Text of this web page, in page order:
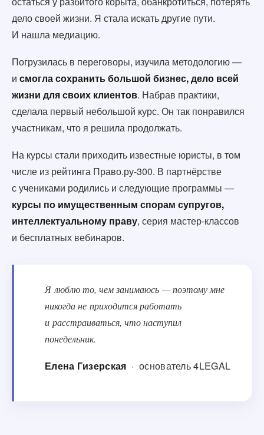
дело своей жизни. Я стала искать другие пути.
И нашла медиацию.
Погрузилась в переговоры, изучила методологию —
и смогла сохранить большой бизнес, дело всей
жизни для своих клиентов. Набрав практики,
сделала первый небольшой курс. Он так понравился
участникам, что я решила продолжать.
На курсы стали приходить известные юристы, в том
числе из рейтинга Право.ру-300. В партнёрстве
с учениками родились и следующие программы —
курсы по имущественным спорам супругов,
интеллектуальному праву, серия мастер-классов
и бесплатных вебинаров.
Я люблю то, чем занимаюсь — поэтому мне
никогда не приходится работать
и расстраиваться, что наступил
понедельник.
Елена Гизерская · основатель 4LEGAL